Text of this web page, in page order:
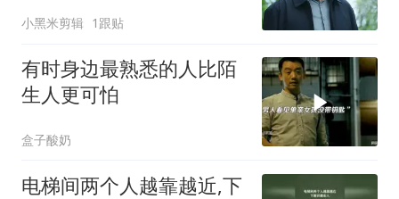
小黑米剪辑 1跟贴
有时身边最熟悉的人比陌
生人更可怕
盒子酸奶
电梯间两个人越靠越近,下